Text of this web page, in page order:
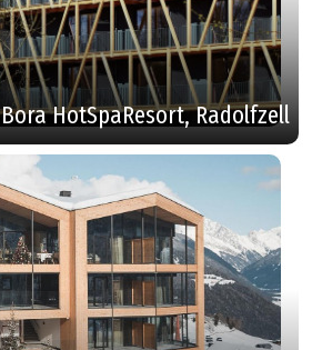
Bora HotSpaResort, Radolfzell